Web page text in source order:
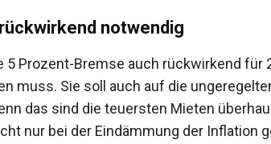
notwendig
5 Prozent-Bremse auch rückwirkend für
muss. Sie soll auch auf die
das sind die teuersten Mieten
nur bei der Eindämmung der Inflation